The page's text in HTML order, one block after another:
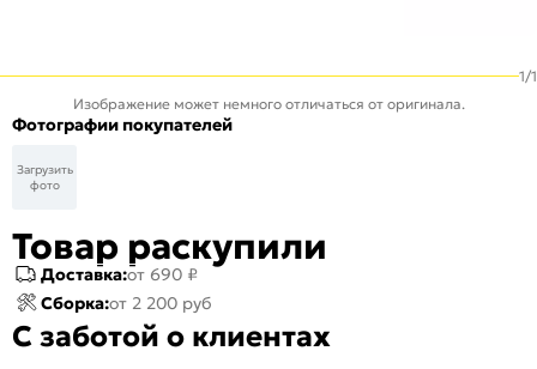
1/1
Изображение может немного отличаться от оригинала.
Фотографии покупателей
Загрузить
фото
Товар раскупили
Доставка:от 690 ₽
Сборка:от 2 200 руб
С заботой о клиентах